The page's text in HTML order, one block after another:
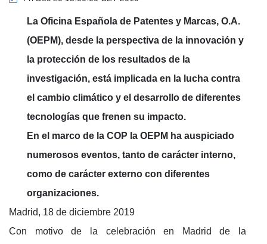
La Oficina Española de Patentes y Marcas, O.A.
(OEPM), desde la perspectiva de la innovación y
la protección de los resultados de la
investigación, está implicada en la lucha contra
el cambio climático y el desarrollo de diferentes
tecnologías que frenen su impacto.
En el marco de la COP la OEPM ha auspiciado
numerosos eventos, tanto de carácter interno,
como de carácter externo con diferentes
organizaciones.
Madrid, 18 de diciembre 2019
Con motivo de la celebración en Madrid de la